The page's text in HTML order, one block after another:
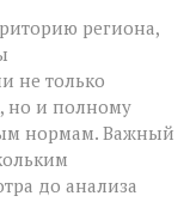
региона,
не только
но и полному
нормам. Важный
до анализа